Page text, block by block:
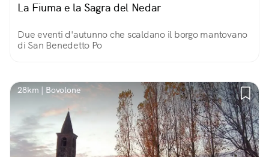
La Fiuma e la Sagra del Nedar
Due eventi d'autunno che scaldano il borgo mantovano
di San Benedetto Po
28km | Bovolone